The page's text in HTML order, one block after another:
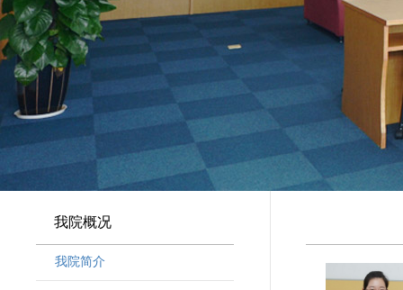
我院概况
我院简介